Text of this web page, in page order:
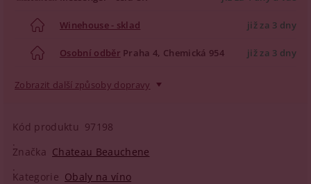
Winehouse - sklad již za 3 dny
Osobní odběr Praha 4, Chemická 954 již za 3 dny
Zobrazit další způsoby dopravy
Kód produktu 97198
Značka Chateau Beauchene
Kategorie Obaly na víno